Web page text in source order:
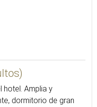
hotel. Amplia y
dormitorio de gran